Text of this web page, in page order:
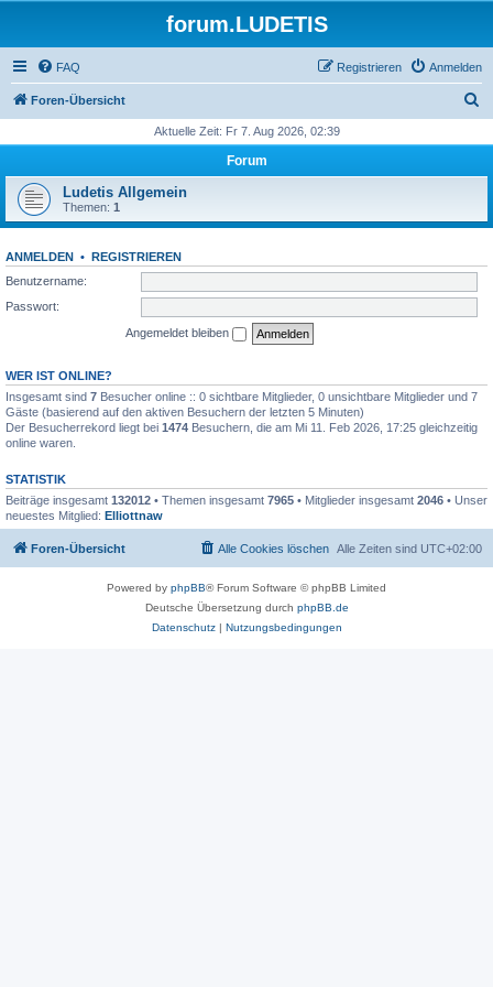
forum.LUDETIS
FAQ Anmelden
Registrieren
Foren-Übersicht
h
Aktuelle Zeit: Fr 7. Aug 2026, 02:39
Forum
Ludetis Allgemein
Themen: 1
ANMELDEN • REGISTRIEREN
Benutzername:
Passwort:
Angemeldet bleiben
WER IST ONLINE?
Insgesamt sind 7 Besucher online :: 0 sichtbare Mitglieder, 0 unsichtbare Mitglieder und 7
Gäste (basierend auf den aktiven Besuchern der letzten 5 Minuten)
Der Besucherrekord liegt bei 1474 Besuchern, die am Mi 11. Feb 2026, 17:25 gleichzeitig
online waren.
STATISTIK
Beiträge insgesamt 132012 • Themen insgesamt 7965 • Mitglieder insgesamt 2046 • Unser
neuestes Mitglied: Elliottnaw
Foren-Übersicht Alle Zeiten sind UTC+02:00
Alle Cookies löschen
Powered by phpBB® Forum Software © phpBB Limited
Deutsche Übersetzung durch phpBB.de
Datenschutz| Nutzungsbedingungen